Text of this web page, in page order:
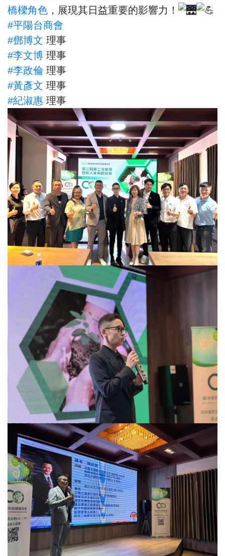
橋樑角色 ，展現其日益重要的影響力！
#平陽台商會
#鄧博文 理事
#李文博 理事
#李政倫 理事
#黃彥文 理事
#紀淑惠 理事